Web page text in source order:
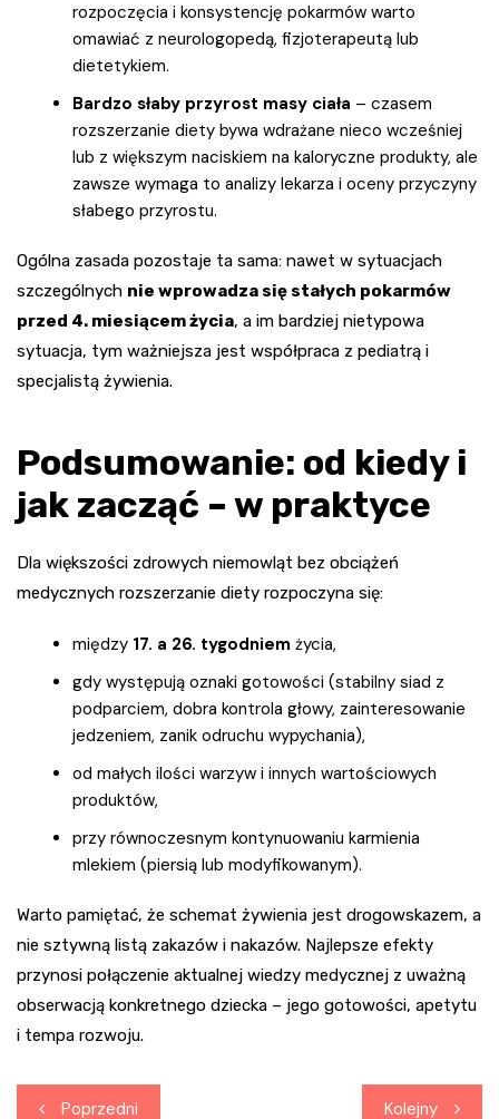
rozpoczęcia i konsystencję pokarmów warto
omawiać z neurologopedą, fizjoterapeutą lub
dietetykiem.
Bardzo słaby przyrost masy ciała – czasem
rozszerzanie diety bywa wdrażane nieco wcześniej
lub z większym naciskiem na kaloryczne produkty, ale
zawsze wymaga to analizy lekarza i oceny przyczyny
słabego przyrostu.
Ogólna zasada pozostaje ta sama: nawet w sytuacjach
szczególnych nie wprowadza się stałych pokarmów
przed 4. miesiącem życia, a im bardziej nietypowa
sytuacja, tym ważniejsza jest współpraca z pediatrą i
specjalistą żywienia.
Podsumowanie: od kiedy i
jak zacząć – w praktyce
Dla większości zdrowych niemowląt bez obciążeń
medycznych rozszerzanie diety rozpoczyna się:
między 17. a 26. tygodniem życia,
gdy występują oznaki gotowości (stabilny siad z
podparciem, dobra kontrola głowy, zainteresowanie
jedzeniem, zanik odruchu wypychania),
od małych ilości warzyw i innych wartościowych
produktów,
przy równoczesnym kontynuowaniu karmienia
mlekiem (piersią lub modyfikowanym).
Warto pamiętać, że schemat żywienia jest drogowskazem, a
nie sztywną listą zakazów i nakazów. Najlepsze efekty
przynosi połączenie aktualnej wiedzy medycznej z uważną
obserwacją konkretnego dziecka – jego gotowości, apetytu
i tempa rozwoju.
Nawigacja
Poprzedni Kolejny